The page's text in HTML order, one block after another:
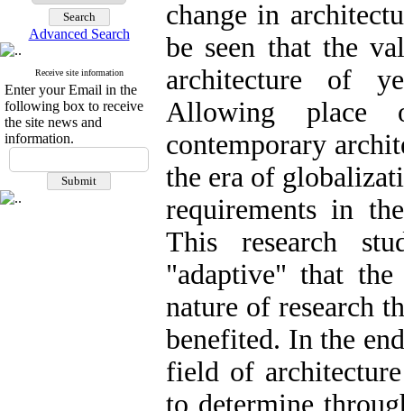
Advanced Search
Receive site information
Enter your Email in the
following box to receive
the site news and
information.
change in
be seen that the
architecture of
Allowing place
contemporary
the era of
requirements in
This research
"adaptive" that
nature of research
benefited. In the
field of
to determine